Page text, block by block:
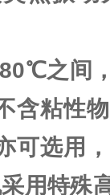
之间
含粘性
可选用
用特殊